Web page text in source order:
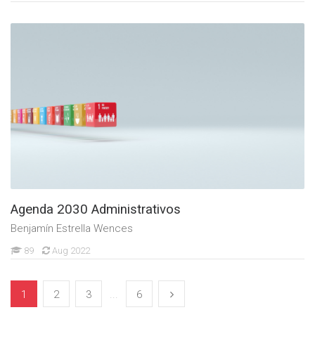
Agenda 2030 Administrativos
Benjamín Estrella Wences
89 Aug 2022
1 2 3 6